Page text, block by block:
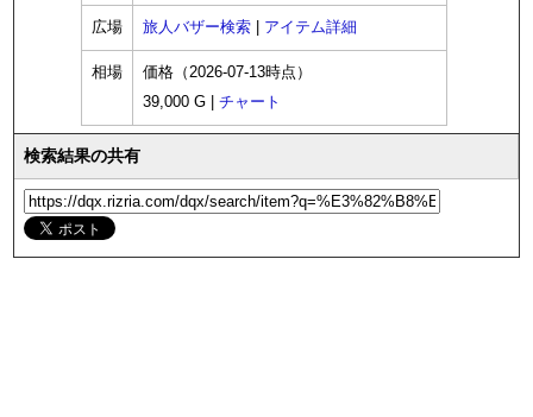
広場 旅人バザー検索 アイテム詳細
相場
価格（2026-07-13時点）
39,000 G | チャート
検索結果の共有